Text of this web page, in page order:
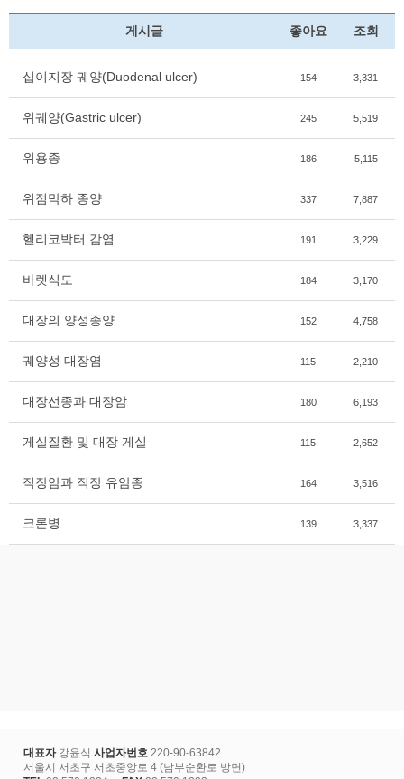
게시글 좋아요 조회
십이지장 궤양(Duodenal ulcer) 154 3,331
위궤양(Gastric ulcer) 245 5,519
위용종 186 5,115
위점막하 종양 337 7,887
헬리코박터 감염 191 3,229
바렛식도 184 3,170
대장의 양성종양 152 4,758
궤양성 대장염 115 2,210
대장선종과 대장암 180 6,193
게실질환 및 대장 게실 115 2,652
직장암과 직장 유암종 164 3,516
크론병 139 3,337
대표자강윤식 사업자번호 220-90-63842
서울시 서초구 서초중앙로 4 (남부순환로 방면)